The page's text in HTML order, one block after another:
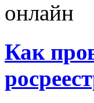
Как